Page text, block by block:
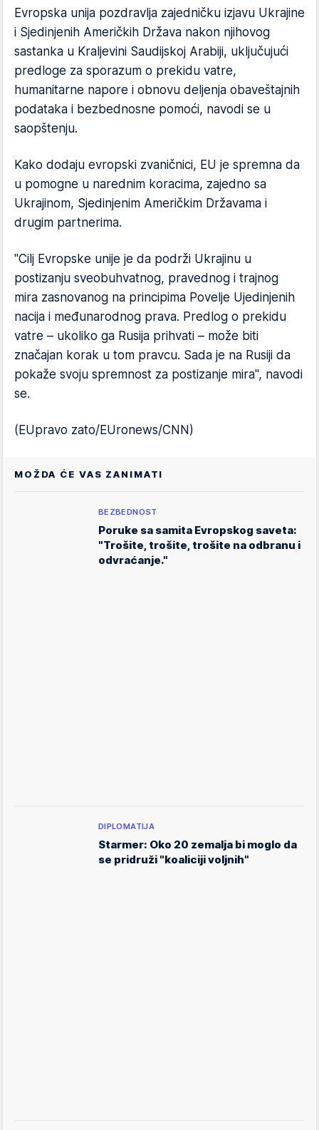
Evropska unija pozdravlja zajedničku izjavu Ukrajine
i Sjedinjenih Američkih Država nakon njihovog
sastanka u Kraljevini Saudijskoj Arabiji, uključujući
predloge za sporazum o prekidu vatre,
humanitarne napore i obnovu deljenja obaveštajnih
podataka i bezbednosne pomoći, navodi se u
saopštenju.
Kako dodaju evropski zvaničnici, EU je spremna da
u pomogne u narednim koracima, zajedno sa
Ukrajinom, Sjedinjenim Američkim Državama i
drugim partnerima.
"Cilj Evropske unije je da podrži Ukrajinu u
postizanju sveobuhvatnog, pravednog i trajnog
mira zasnovanog na principima Povelje Ujedinjenih
nacija i međunarodnog prava. Predlog o prekidu
vatre – ukoliko ga Rusija prihvati – može biti
značajan korak u tom pravcu. Sada je na Rusiji da
pokaže svoju spremnost za postizanje mira", navodi
se.
(EUpravo zato/EUronews/CNN)
MOŽDA ĆE VAS ZANIMATI
BEZBEDNOST
Poruke sa samita Evropskog saveta:
"Trošite, trošite, trošite na odbranu i
odvraćanje."
DIPLOMATIJA
Starmer: Oko 20 zemalja bi moglo da
se pridruži "koaliciji voljnih"